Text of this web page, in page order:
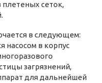
сеток,
в следующем:
насосом в корпус
загрязнений,
для дальнейшей